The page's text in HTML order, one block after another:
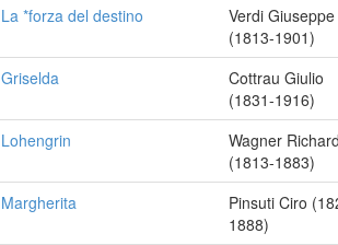
La *forza del destino
Verdi Giuseppe
(1813-1901)
Griselda
Cottrau Giulio
(1831-1916)
Lohengrin
Wagner
(1813-1883)
Margherita
Pinsuti Ciro
1888)